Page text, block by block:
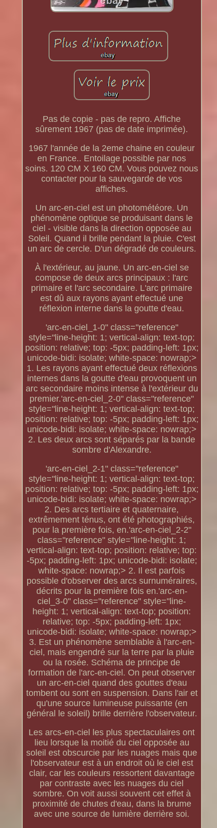
Pas de copie - pas de repro. Affiche
sûrement 1967 (pas de date imprimée).
1967 l'année de la 2eme chaine en couleur
en France.. Entoilage possible par nos
soins. 120 CM X 160 CM. Vous pouvez nous
contacter pour la sauvegarde de vos
affiches.
Un arc-en-ciel est un photométéore. Un
phénomène optique se produisant dans le
ciel - visible dans la direction opposée au
Soleil. Quand il brille pendant la pluie. C'est
un arc de cercle. D'un dégradé de couleurs.
À l'extérieur, au jaune. Un arc-en-ciel se
compose de deux arcs principaux : l'arc
primaire et l'arc secondaire. L'arc primaire
est dû aux rayons ayant effectué une
réflexion interne dans la goutte d'eau.
'arc-en-ciel_1-0" class="reference"
style="line-height: 1; vertical-align: text-top;
position: relative; top: -5px; padding-left: 1px;
unicode-bidi: isolate; white-space: nowrap;>
1. Les rayons ayant effectué deux réflexions
internes dans la goutte d'eau provoquent un
arc secondaire moins intense à l'extérieur du
premier.'arc-en-ciel_2-0" class="reference"
style="line-height: 1; vertical-align: text-top;
position: relative; top: -5px; padding-left: 1px;
unicode-bidi: isolate; white-space: nowrap;>
2. Les deux arcs sont séparés par la bande
sombre d'Alexandre.
'arc-en-ciel_2-1" class="reference"
style="line-height: 1; vertical-align: text-top;
position: relative; top: -5px; padding-left: 1px;
unicode-bidi: isolate; white-space: nowrap;>
2. Des arcs tertiaire et quaternaire,
extrêmement ténus, ont été photographiés,
pour la première fois, en.'arc-en-ciel_2-2"
class="reference" style="line-height: 1;
vertical-align: text-top; position: relative; top:
-5px; padding-left: 1px; unicode-bidi: isolate;
white-space: nowrap;> 2. Il est parfois
possible d'observer des arcs surnuméraires,
décrits pour la première fois en.'arc-en-
ciel_3-0" class="reference" style="line-
height: 1; vertical-align: text-top; position:
relative; top: -5px; padding-left: 1px;
unicode-bidi: isolate; white-space: nowrap;>
3. Est un phénomène semblable à l'arc-en-
ciel, mais engendré sur la terre par la pluie
ou la rosée. Schéma de principe de
formation de l'arc-en-ciel. On peut observer
un arc-en-ciel quand des gouttes d'eau
tombent ou sont en suspension. Dans l'air et
qu'une source lumineuse puissante (en
général le soleil) brille derrière l'observateur.
Les arcs-en-ciel les plus spectaculaires ont
lieu lorsque la moitié du ciel opposée au
soleil est obscurcie par les nuages mais que
l'observateur est à un endroit où le ciel est
clair, car les couleurs ressortent davantage
par contraste avec les nuages du ciel
sombre. On voit aussi souvent cet effet à
proximité de chutes d'eau, dans la brume
avec une source de lumière derrière soi.